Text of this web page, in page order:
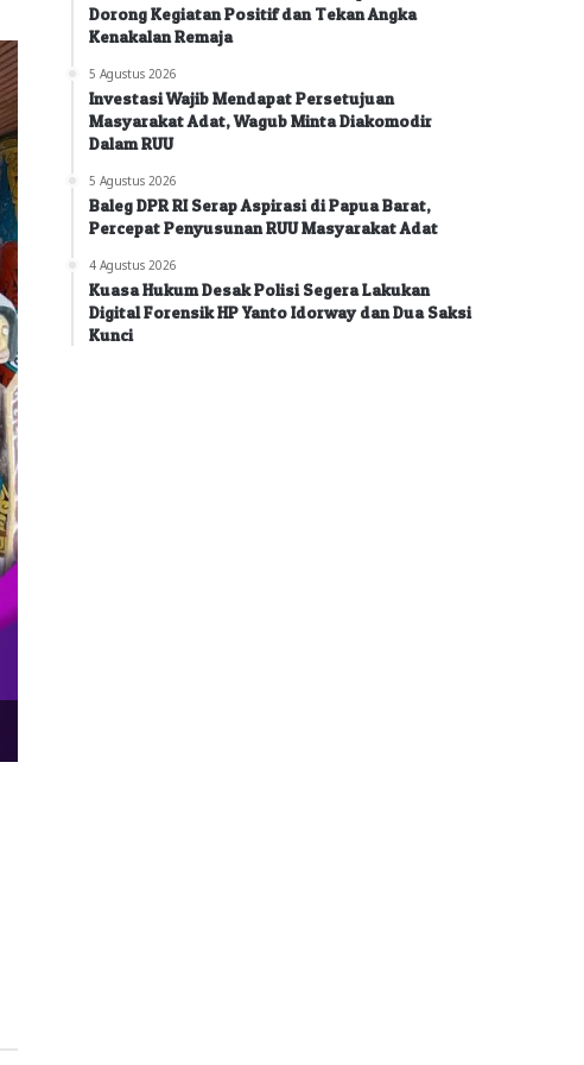
Dorong Kegiatan Positif dan Tekan Angka
Kenakalan Remaja
5 Agustus 2026
Investasi Wajib Mendapat Persetujuan
Masyarakat Adat, Wagub Minta Diakomodir
Dalam RUU
5 Agustus 2026
Baleg DPR RI Serap Aspirasi di Papua Barat,
Percepat Penyusunan RUU Masyarakat Adat
4 Agustus 2026
Kuasa Hukum Desak Polisi Segera Lakukan
Digital Forensik HP Yanto Idorway dan Dua Saksi
Kunci